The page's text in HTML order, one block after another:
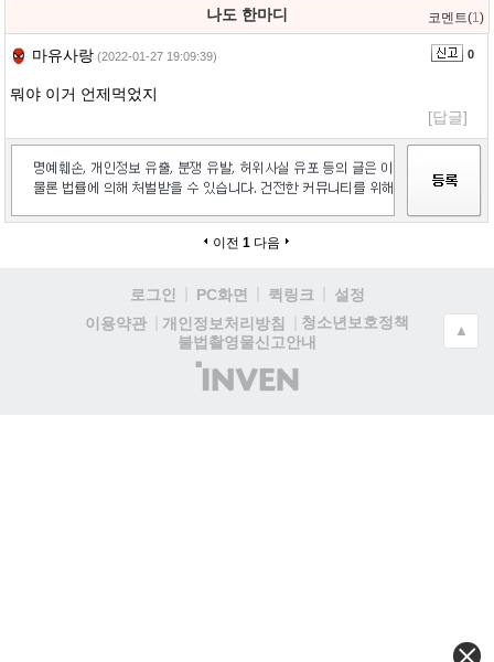
나도 한마디 코멘트(1)
마유사랑 (2022-01-27 19:09:39) 0
뭐야 이거 언제먹었지
[답글]
이전 1 다음
로그인 PC화면 퀵링크
설정
이용약관
개인정보처리방침
청소년보호정책
불법촬영물신고안내
(주)
인
▲